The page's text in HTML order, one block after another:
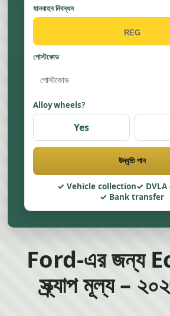
যানবাহন নিবন্ধন
পোস্টকোড
Alloy wheels?
Yes
উদ্ধৃতি পান
Vehicle collection
Bank transfer
Ford-এর জন্য
স্ক্র্যাপ মূল্য –